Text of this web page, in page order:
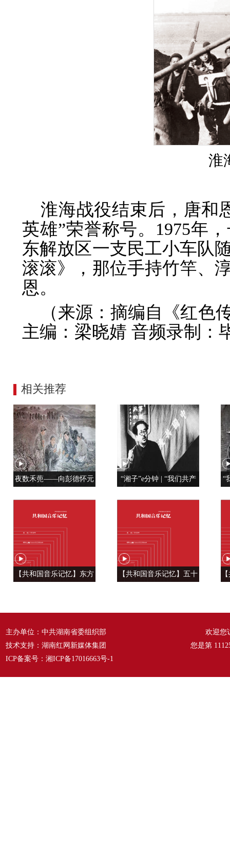
淮
淮海战役结束后，唐和
英雄”荣誉称号。1975年
东解放区一支民工小车队
滚滚》，那位手持竹竿、
恩。
（来源：摘编自《红色
主编：梁晓婧 音频录制：
相关推荐
夜数禾蔸——向彭德怀元
“湘子”e分钟 | “我们共产
“
【共和国音乐记忆】东方
【共和国音乐记忆】五十
主办单位：中共湖南省委组织部
技术支持：湖南红网新媒体集团
ICP备案号： 湘ICP备17016663号-1
欢迎您
您是第